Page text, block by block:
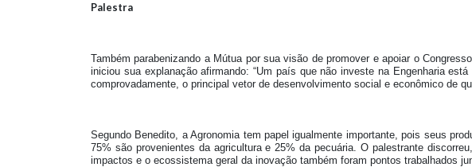
Palestra
Também parabenizando a Mútua por sua visão de promover e apoiar o
iniciou sua explanação afirmando: “Um país que não investe na Engenharia
comprovadamente, o principal vetor de desenvolvimento social e econômico de
Segundo Benedito, a Agronomia tem papel igualmente importante, pois seus
75% são provenientes da agricultura e 25% da pecuária. O palestrante
impactos e o ecossistema geral da inovação também foram pontos trabalhados